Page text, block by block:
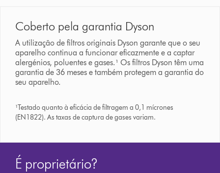
Coberto pela garantia Dyson
A utilização de filtros originais Dyson garante que o seu
aparelho continua a funcionar eficazmente e a captar
alergénios, poluentes e gases.¹ Os filtros Dyson têm uma
garantia de 36 meses e também protegem a garantia do
seu aparelho.
¹Testado quanto à eficácia de filtragem a 0,1 mícrones
(EN1822). As taxas de captura de gases variam.
É proprietário?